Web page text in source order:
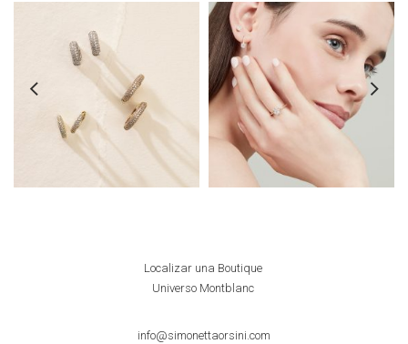
Localizar una Boutique
Universo Montblanc
info@simonettaorsini.com